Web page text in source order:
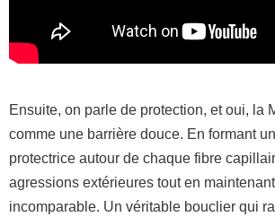
Ensuite, on parle de protection, et oui, la
comme une barrière douce. En formant
protectrice autour de chaque fibre
agressions extérieures tout en
incomparable. Un véritable bouclier qui